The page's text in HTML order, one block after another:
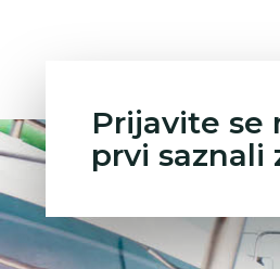
Prijavite se
prvi saznali